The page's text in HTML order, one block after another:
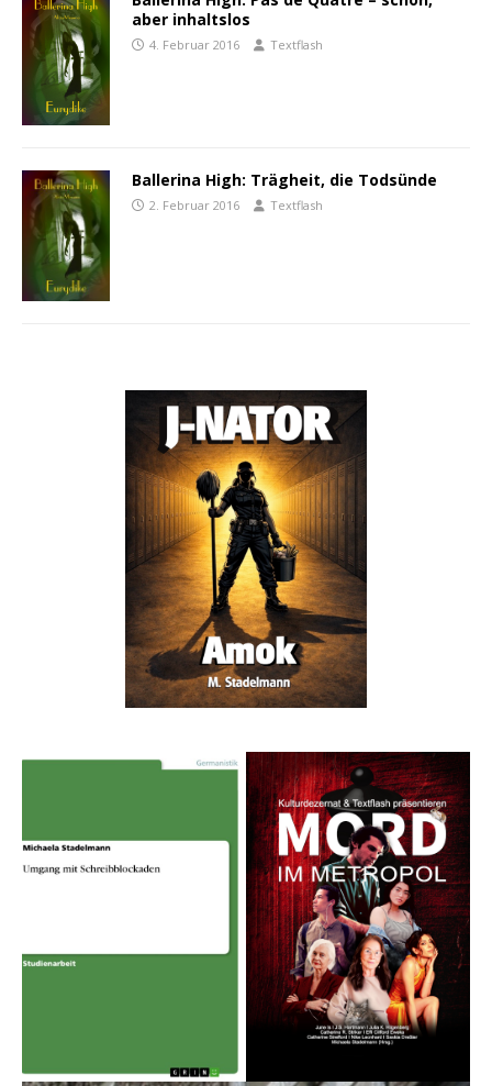
aber inhaltslos
4. Februar 2016 Textflash
Ballerina High: Trägheit, die Todsünde
2. Februar 2016 Textflash